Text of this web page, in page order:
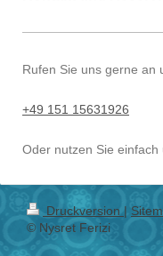
Rufen Sie uns gerne an
+49 151 15631926
Oder nutzen Sie einfach
Druckversion |
© Nysret Ferizi